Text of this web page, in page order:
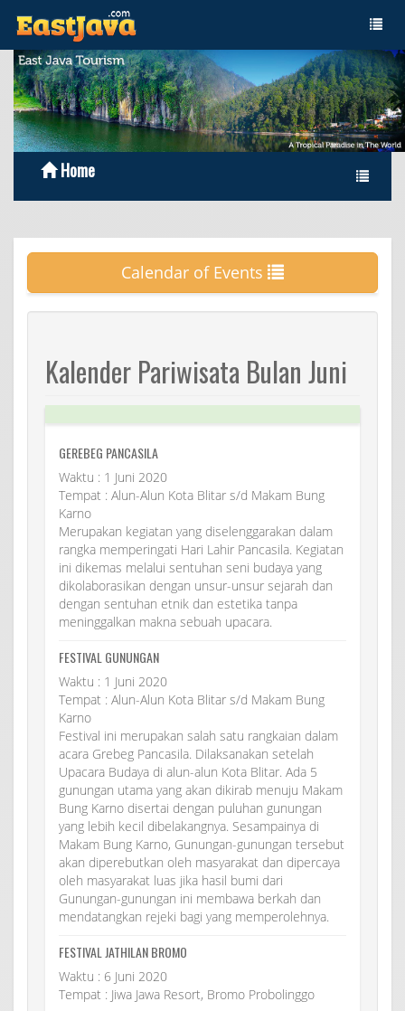
Home
Calendar of Events
Kalender Pariwisata Bulan Juni
GEREBEG PANCASILA
Waktu : 1 Juni 2020
Tempat : Alun-Alun Kota Blitar s/d Makam Bung
Karno
Merupakan kegiatan yang diselenggarakan dalam
rangka memperingati Hari Lahir Pancasila. Kegiatan
ini dikemas melalui sentuhan seni budaya yang
dikolaborasikan dengan unsur-unsur sejarah dan
dengan sentuhan etnik dan estetika tanpa
meninggalkan makna sebuah upacara.
FESTIVAL GUNUNGAN
Waktu : 1 Juni 2020
Tempat : Alun-Alun Kota Blitar s/d Makam Bung
Karno
Festival ini merupakan salah satu rangkaian dalam
acara Grebeg Pancasila. Dilaksanakan setelah
Upacara Budaya di alun-alun Kota Blitar. Ada 5
gunungan utama yang akan dikirab menuju Makam
Bung Karno disertai dengan puluhan gunungan
yang lebih kecil dibelakangnya. Sesampainya di
Makam Bung Karno, Gunungan-gunungan tersebut
akan diperebutkan oleh masyarakat dan dipercaya
oleh masyarakat luas jika hasil bumi dari
Gunungan-gunungan ini membawa berkah dan
mendatangkan rejeki bagi yang memperolehnya.
FESTIVAL JATHILAN BROMO
Waktu : 6 Juni 2020
Tempat : Jiwa Jawa Resort, Bromo Probolinggo